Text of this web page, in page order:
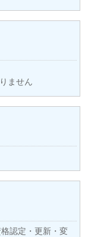
ません
認定・更新・変